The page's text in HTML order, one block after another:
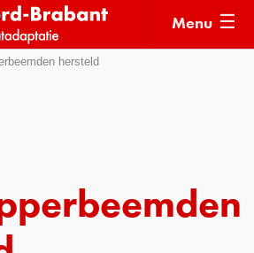
Menu
hersteld
Actueel
Hulpmiddelen